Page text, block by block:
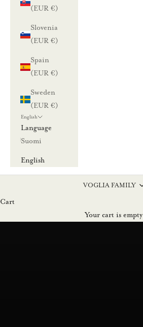
(EUR €)
Slovenia
(EUR €)
Spain
(EUR €)
Sweden
(EUR €)
English
Language
Suomi
English
VOGLIA FAMILY
Cart
Your cart is empty